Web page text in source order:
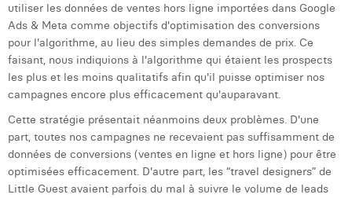
utiliser les données de ventes hors ligne importées dans Google
Ads & Meta comme objectifs d'optimisation des conversions
pour l'algorithme, au lieu des simples demandes de prix. Ce
faisant, nous indiquions à l'algorithme qui étaient les prospects
les plus et les moins qualitatifs afin qu'il puisse optimiser nos
campagnes encore plus efficacement qu'auparavant.
Cette stratégie présentait néanmoins deux problèmes. D'une
part, toutes nos campagnes ne recevaient pas suffisamment de
données de conversions (ventes en ligne et hors ligne) pour être
optimisées efficacement. D'autre part, les “travel designers” de
Little Guest avaient parfois du mal à suivre le volume de leads